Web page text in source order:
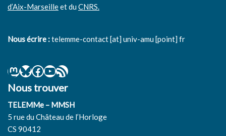
d’Aix-Marseilleet duCNRS.
Nous écrire :telemme-contact [at] univ-amu [point] fr
Nous trouver
TELEMMe – MMSH
5 rue du Château de l’Horloge
CS 90412